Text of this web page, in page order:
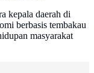
kepala daerah di
berbasis tembakau
masyarakat